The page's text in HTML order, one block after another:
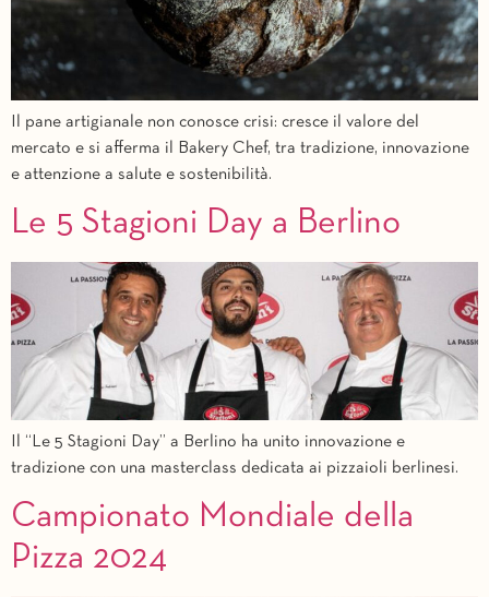
Il pane artigianale non conosce crisi: cresce il valore del
mercato e si afferma il Bakery Chef, tra tradizione, innovazione
e attenzione a salute e sostenibilità.
Le 5 Stagioni Day a Berlino
Il “Le 5 Stagioni Day” a Berlino ha unito innovazione e
tradizione con una masterclass dedicata ai pizzaioli berlinesi.
Campionato Mondiale della
Pizza 2024